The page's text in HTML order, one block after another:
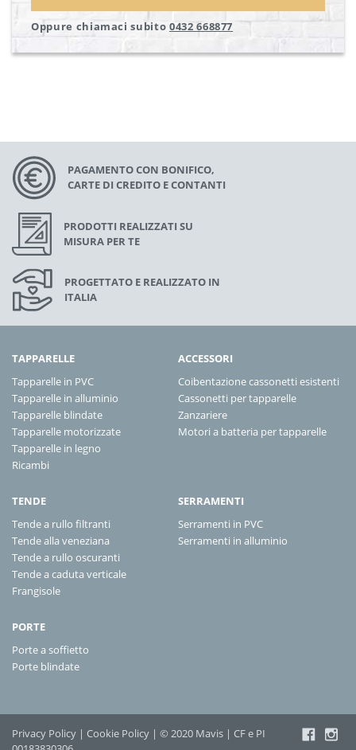
Oppure chiamaci subito 0432 668877
PAGAMENTO CON BONIFICO,
CARTE DI CREDITO E CONTANTI
PRODOTTI REALIZZATI SU
MISURA PER TE
PROGETTATO E REALIZZATO IN
ITALIA
TAPPARELLE
Tapparelle in PVC
Tapparelle in alluminio
Tapparelle blindate
Tapparelle motorizzate
Tapparelle in legno
Ricambi
ACCESSORI
Coibentazione cassonetti esistenti
Cassonetti per tapparelle
Zanzariere
Motori a batteria per tapparelle
TENDE
Tende a rullo filtranti
Tende alla veneziana
Tende a rullo oscuranti
Tende a caduta verticale
Frangisole
SERRAMENTI
Serramenti in PVC
Serramenti in alluminio
PORTE
Porte a soffietto
Porte blindate
Privacy Policy | Cookie Policy | © 2020 Mavis | CF e PI